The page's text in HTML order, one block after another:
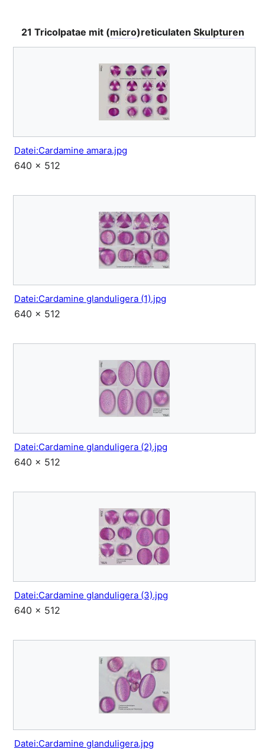
21 Tricolpatae mit (micro)reticulaten Skulpturen
Datei:Cardamine amara.jpg
640 × 512
Datei:Cardamine glanduligera (1).jpg
640 × 512
Datei:Cardamine glanduligera (2).jpg
640 × 512
Datei:Cardamine glanduligera (3).jpg
640 × 512
Datei:Cardamine glanduligera.jpg